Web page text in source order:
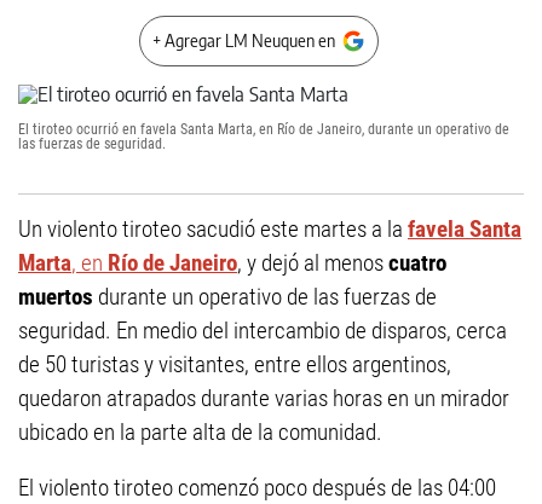
+ Agregar LM Neuquen en
El tiroteo ocurrió en favela Santa Marta, en Río de Janeiro, durante un operativo de
las fuerzas de seguridad.
Un violento tiroteo sacudió este martes a la favela Santa
Marta, en Río de Janeiro, y dejó al menoscuatro
muertos durante un operativo de las fuerzas de
seguridad. En medio del intercambio de disparos, cerca
de 50 turistas y visitantes, entre ellos argentinos,
quedaron atrapados durante varias horas en un mirador
ubicado en la parte alta de la comunidad.
El violento tiroteo comenzó poco después de las 04:00